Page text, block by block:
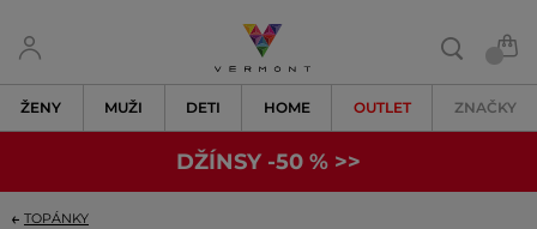
ŽENY MUŽI DETI HOME OUTLET ZNAČKY
DŽÍNSY -50 % >>
TOPÁNKY